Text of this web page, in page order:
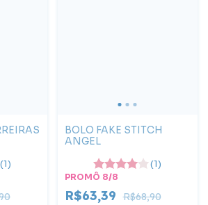
(1)
BOLO FAKE STITCH
ANGEL
(1)
PROMÔ 8/8
R$63,39 R$68,90